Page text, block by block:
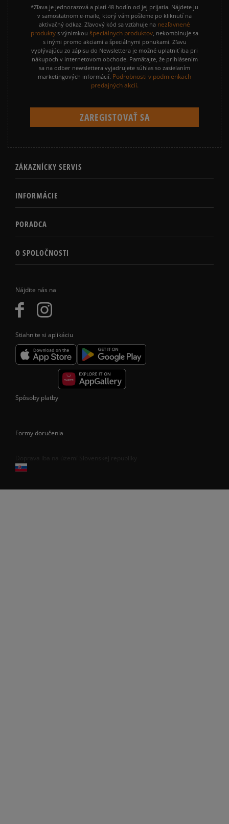
Nájdite nás na
Stiahnite si aplikáciu
*Zľava je jednorazová a platí 48 hodín od jej prijatia. Nájdete ju
v samostatnom e-maile, ktorý vám pošleme po kliknutí na
aktivačný odkaz. Zľavový kód sa vzťahuje na nezľavnené
produkty s výnimkou špeciálnych produktov, nekombinuje sa
s inými promo akciami a špeciálnymi ponukami. Zľavu
vyplývajúcu zo zápisu do Newslettera je možné uplatniť iba pri
nákupoch v internetovom obchode. Pamätajte, že prihlásením
sa na odber newslettera vyjadrujete súhlas so zasielaním
marketingových informácií. Podrobnosti v podmienkach
predajných akcií.
ZÁKAZNÍCKY SERVIS
INFORMÁCIE
PORADCA
O SPOLOČNOSTI
Spôsoby platby
Formy doručenia